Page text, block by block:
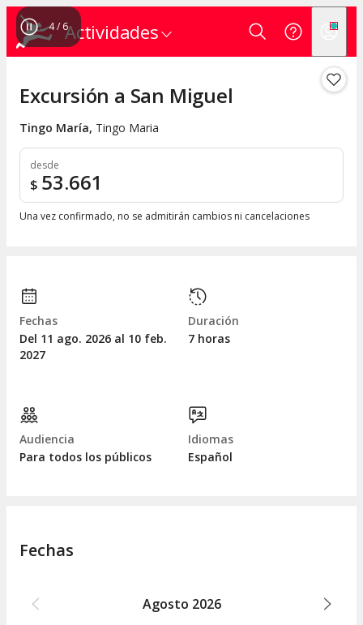
Actividades
4/ 6
Excursión a San Miguel
Tingo María, Tingo Maria
desde
$ 53.661
Una vez confirmado, no se admitirán cambios ni cancelaciones
Fechas
Del 11 ago. 2026 al 10 feb.
2027
Duración
7 horas
Audiencia
Para todos los públicos
Idiomas
Español
Fechas
Agosto 2026